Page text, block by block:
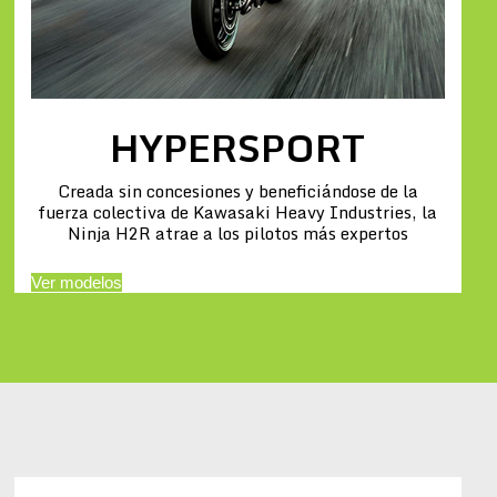
HYPERSPORT
Creada sin concesiones y beneficiándose de la
fuerza colectiva de Kawasaki Heavy Industries, la
Ninja H2R atrae a los pilotos más expertos
Ver modelos